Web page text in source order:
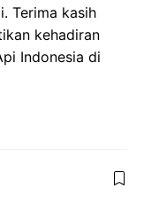
Terima kasih
kehadiran
Indonesia di